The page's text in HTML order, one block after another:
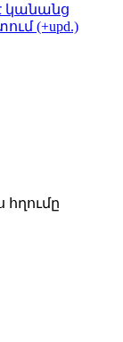
կանանց
(+upd.)
հղումը